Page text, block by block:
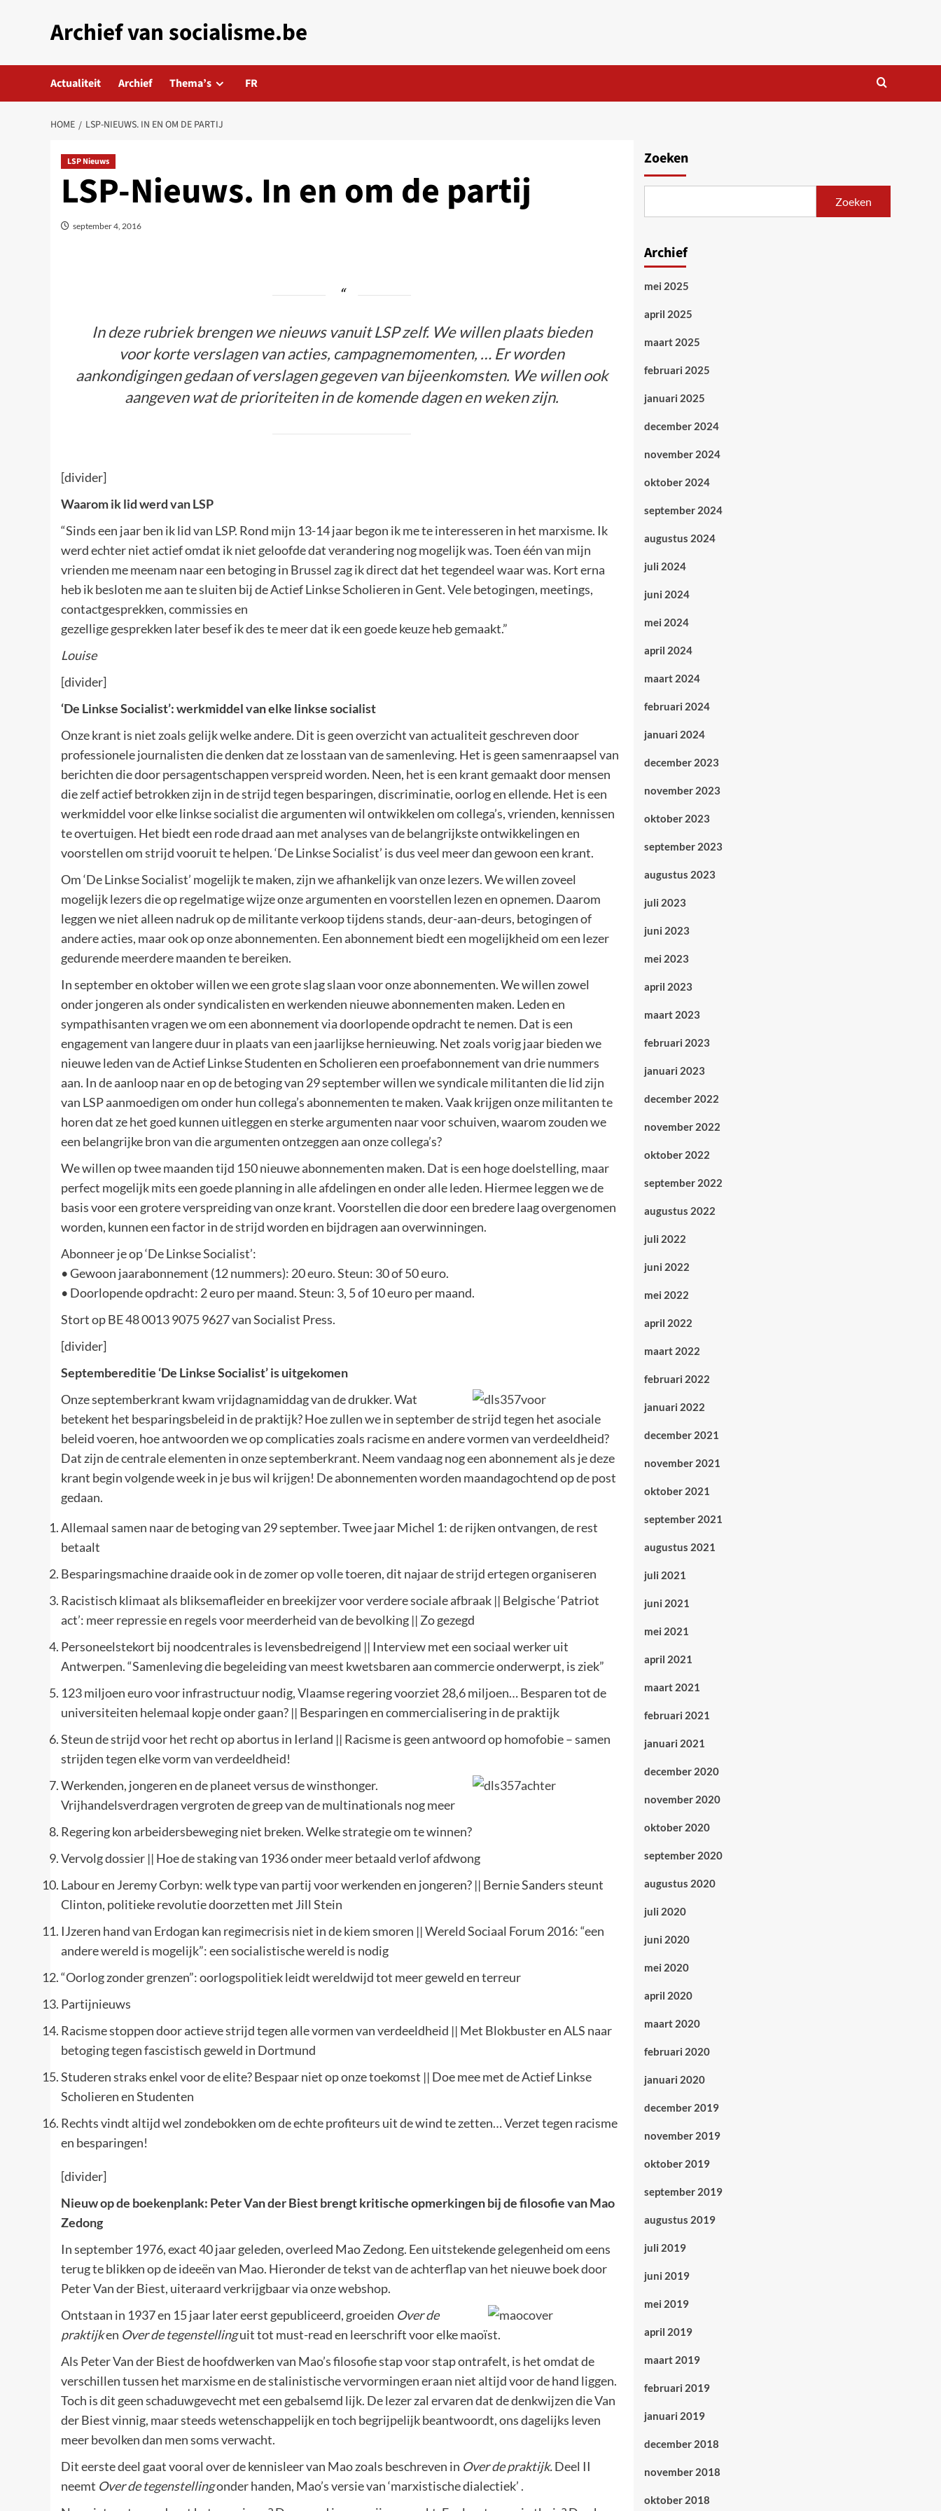
Archief van socialisme.be
Actualiteit Archief Thema’s FR
HOME LSP-NIEUWS. IN EN OM DE PARTIJ
LSP Nieuws
LSP-Nieuws. In en om de partij
september 4, 2016
In deze rubriek brengen we nieuws vanuit LSP zelf. We willen plaats bieden
voor korte verslagen van acties, campagnemomenten, … Er worden
aankondigingen gedaan of verslagen gegeven van bijeenkomsten. We willen ook
aangeven wat de prioriteiten in de komende dagen en weken zijn.
[divider]
Waarom ik lid werd van LSP
“Sinds een jaar ben ik lid van LSP. Rond mijn 13-14 jaar begon ik me te interesseren in het marxisme. Ik
werd echter niet actief omdat ik niet geloofde dat verandering nog mogelijk was. Toen één van mijn
vrienden me meenam naar een betoging in Brussel zag ik direct dat het tegendeel waar was. Kort erna
heb ik besloten me aan te sluiten bij de Actief Linkse Scholieren in Gent. Vele betogingen, meetings,
contactgesprekken, commissies en
gezellige gesprekken later besef ik des te meer dat ik een goede keuze heb gemaakt.”
Louise
[divider]
‘De Linkse Socialist’: werkmiddel van elke linkse socialist
Onze krant is niet zoals gelijk welke andere. Dit is geen overzicht van actualiteit geschreven door
professionele journalisten die denken dat ze losstaan van de samenleving. Het is geen samenraapsel van
berichten die door persagentschappen verspreid worden. Neen, het is een krant gemaakt door mensen
die zelf actief betrokken zijn in de strijd tegen besparingen, discriminatie, oorlog en ellende. Het is een
werkmiddel voor elke linkse socialist die argumenten wil ontwikkelen om collega’s, vrienden, kennissen
te overtuigen. Het biedt een rode draad aan met analyses van de belangrijkste ontwikkelingen en
voorstellen om strijd vooruit te helpen. ‘De Linkse Socialist’ is dus veel meer dan gewoon een krant.
Om ‘De Linkse Socialist’ mogelijk te maken, zijn we afhankelijk van onze lezers. We willen zoveel
mogelijk lezers die op regelmatige wijze onze argumenten en voorstellen lezen en opnemen. Daarom
leggen we niet alleen nadruk op de militante verkoop tijdens stands, deur-aan-deurs, betogingen of
andere acties, maar ook op onze abonnementen. Een abonnement biedt een mogelijkheid om een lezer
gedurende meerdere maanden te bereiken.
In september en oktober willen we een grote slag slaan voor onze abonnementen. We willen zowel
onder jongeren als onder syndicalisten en werkenden nieuwe abonnementen maken. Leden en
sympathisanten vragen we om een abonnement via doorlopende opdracht te nemen. Dat is een
engagement van langere duur in plaats van een jaarlijkse hernieuwing. Net zoals vorig jaar bieden we
nieuwe leden van de Actief Linkse Studenten en Scholieren een proefabonnement van drie nummers
aan. In de aanloop naar en op de betoging van 29 september willen we syndicale militanten die lid zijn
van LSP aanmoedigen om onder hun collega’s abonnementen te maken. Vaak krijgen onze militanten te
horen dat ze het goed kunnen uitleggen en sterke argumenten naar voor schuiven, waarom zouden we
een belangrijke bron van die argumenten ontzeggen aan onze collega’s?
We willen op twee maanden tijd 150 nieuwe abonnementen maken. Dat is een hoge doelstelling, maar
perfect mogelijk mits een goede planning in alle afdelingen en onder alle leden. Hiermee leggen we de
basis voor een grotere verspreiding van onze krant. Voorstellen die door een bredere laag overgenomen
worden, kunnen een factor in de strijd worden en bijdragen aan overwinningen.
Abonneer je op ‘De Linkse Socialist’:
• Gewoon jaarabonnement (12 nummers): 20 euro. Steun: 30 of 50 euro.
• Doorlopende opdracht: 2 euro per maand. Steun: 3, 5 of 10 euro per maand.
Stort op BE 48 0013 9075 9627 van Socialist Press.
[divider]
Septembereditie ‘De Linkse Socialist’ is uitgekomen
Onze septemberkrant kwam vrijdagnamiddag van de drukker. Wat
betekent het besparingsbeleid in de praktijk? Hoe zullen we in september de strijd tegen het asociale
beleid voeren, hoe antwoorden we op complicaties zoals racisme en andere vormen van verdeeldheid?
Dat zijn de centrale elementen in onze septemberkrant. Neem vandaag nog een abonnement als je deze
krant begin volgende week in je bus wil krijgen! De abonnementen worden maandagochtend op de post
gedaan.
Allemaal samen naar de betoging van 29 september. Twee jaar Michel 1: de rijken ontvangen, de rest
betaalt
Besparingsmachine draaide ook in de zomer op volle toeren, dit najaar de strijd ertegen organiseren
Racistisch klimaat als bliksemafleider en breekijzer voor verdere sociale afbraak || Belgische ‘Patriot
act’: meer repressie en regels voor meerderheid van de bevolking || Zo gezegd
Personeelstekort bij noodcentrales is levensbedreigend || Interview met een sociaal werker uit
Antwerpen. “Samenleving die begeleiding van meest kwetsbaren aan commercie onderwerpt, is ziek”
123 miljoen euro voor infrastructuur nodig, Vlaamse regering voorziet 28,6 miljoen… Besparen tot de
universiteiten helemaal kopje onder gaan? || Besparingen en commercialisering in de praktijk
Steun de strijd voor het recht op abortus in Ierland || Racisme is geen antwoord op homofobie – samen
strijden tegen elke vorm van verdeeldheid!
Werkenden, jongeren en de planeet versus de winsthonger.
Vrijhandelsverdragen vergroten de greep van de multinationals nog meer
Regering kon arbeidersbeweging niet breken. Welke strategie om te winnen?
Vervolg dossier || Hoe de staking van 1936 onder meer betaald verlof afdwong
Labour en Jeremy Corbyn: welk type van partij voor werkenden en jongeren? || Bernie Sanders steunt
Clinton, politieke revolutie doorzetten met Jill Stein
IJzeren hand van Erdogan kan regimecrisis niet in de kiem smoren || Wereld Sociaal Forum 2016: “een
andere wereld is mogelijk”: een socialistische wereld is nodig
“Oorlog zonder grenzen”: oorlogspolitiek leidt wereldwijd tot meer geweld en terreur
Partijnieuws
Racisme stoppen door actieve strijd tegen alle vormen van verdeeldheid || Met Blokbuster en ALS naar
betoging tegen fascistisch geweld in Dortmund
Studeren straks enkel voor de elite? Bespaar niet op onze toekomst || Doe mee met de Actief Linkse
Scholieren en Studenten
Rechts vindt altijd wel zondebokken om de echte profiteurs uit de wind te zetten… Verzet tegen racisme
en besparingen!
[divider]
Nieuw op de boekenplank: Peter Van der Biest brengt kritische opmerkingen bij de filosofie van Mao
Zedong
In september 1976, exact 40 jaar geleden, overleed Mao Zedong. Een uitstekende gelegenheid om eens
terug te blikken op de ideeën van Mao. Hieronder de tekst van de achterflap van het nieuwe boek door
Peter Van der Biest, uiteraard verkrijgbaar via onze webshop.
Ontstaan in 1937 en 15 jaar later eerst gepubliceerd, groeiden Over de
praktijken Over de tegenstellinguit tot must-read en leerschrift voor elke maoïst.
Als Peter Van der Biest de hoofdwerken van Mao’s filosofie stap voor stap ontrafelt, is het omdat de
verschillen tussen het marxisme en de stalinistische vervormingen eraan niet altijd voor de hand liggen.
Toch is dit geen schaduwgevecht met een gebalsemd lijk. De lezer zal ervaren dat de denkwijzen die Van
der Biest vinnig, maar steeds wetenschappelijk en toch begrijpelijk beantwoordt, ons dagelijks leven
meer bevolken dan men soms verwacht.
Dit eerste deel gaat vooral over de kennisleer van Mao zoals beschreven in Over de praktijk.Deel II
neemt Over de tegenstellingonder handen, Mao’s versie van ‘marxistische dialectiek’ .
Zoeken
Zoeken
Archief
mei 2025
april 2025
maart 2025
februari 2025
januari 2025
december 2024
november 2024
oktober 2024
september 2024
augustus 2024
juli 2024
juni 2024
mei 2024
april 2024
maart 2024
februari 2024
januari 2024
december 2023
november 2023
oktober 2023
september 2023
augustus 2023
juli 2023
juni 2023
mei 2023
april 2023
maart 2023
februari 2023
januari 2023
december 2022
november 2022
oktober 2022
september 2022
augustus 2022
juli 2022
juni 2022
mei 2022
april 2022
maart 2022
februari 2022
januari 2022
december 2021
november 2021
oktober 2021
september 2021
augustus 2021
juli 2021
juni 2021
mei 2021
april 2021
maart 2021
februari 2021
januari 2021
december 2020
november 2020
oktober 2020
september 2020
augustus 2020
juli 2020
juni 2020
mei 2020
april 2020
maart 2020
februari 2020
januari 2020
december 2019
november 2019
oktober 2019
september 2019
augustus 2019
juli 2019
juni 2019
mei 2019
april 2019
maart 2019
februari 2019
januari 2019
december 2018
november 2018
oktober 2018